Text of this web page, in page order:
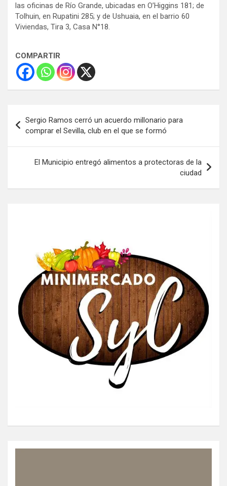
las oficinas de Río Grande, ubicadas en O’Higgins 181; de
Tolhuin, en Rupatini 285; y de Ushuaia, en el barrio 60
Viviendas, Tira 3, Casa N°18.
COMPARTIR
de
entradas
Sergio Ramos cerró un acuerdo millonario para
comprar el Sevilla, club en el que se formó
El Municipio entregó alimentos a protectoras de la
ciudad